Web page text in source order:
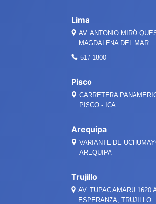
Lima
AV. ANTONIO MIRÓ
MAGDALENA DEL MAR.
517-1800
Pisco
CARRETERA
PISCO - ICA
Arequipa
VARIANTE DE
AREQUIPA
Trujillo
AV. TUPAC AMARU 1620
ESPERANZA, TRUJILLO